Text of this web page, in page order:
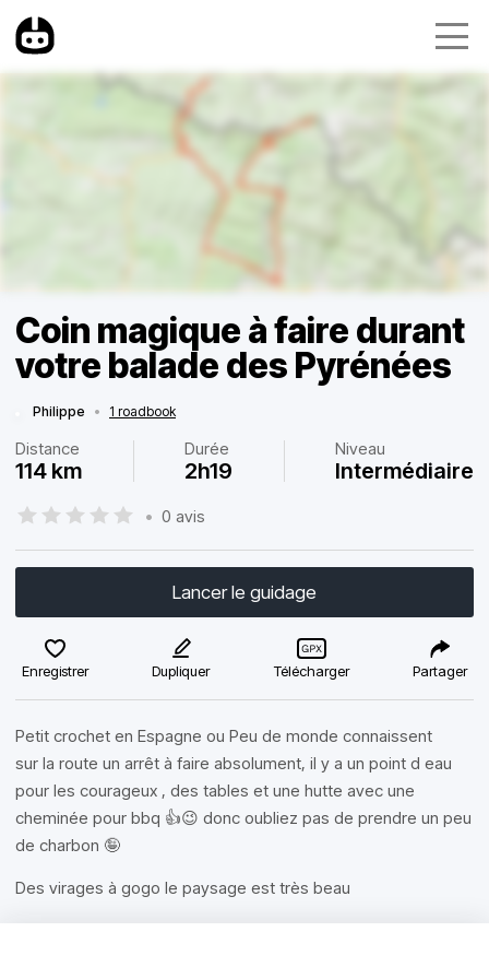
Coin magique à faire durant
votre balade des Pyrénées
Philippe • 1 roadbook
Distance
114 km
Durée
2h19
Niveau
Intermédiaire
• 0 avis
Lancer le guidage
Enregistrer Dupliquer Télécharger Partager
Petit crochet en Espagne ou Peu de monde connaissent
sur la route un arrêt à faire absolument, il y a un point d eau
pour les courageux , des tables et une hutte avec une
cheminée pour bbq 👍😉 donc oubliez pas de prendre un peu
de charbon 🤪
Des virages à gogo le paysage est très beau